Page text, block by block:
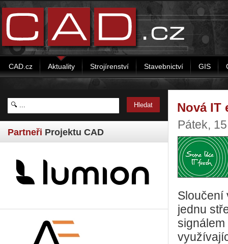
CAD.cz Aktuality Strojírenství Stavebnictví GIS
Partneři Projektu CAD
Nová IT
Pátek,
Sloučení
jednu